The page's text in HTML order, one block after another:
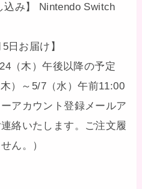
込み】 Nintendo Switch
日お届け】
（木）午後以降の予定
）～5/7（水）午前11:00
アカウント登録メールア
絡いたします。ご注文履
ん。）